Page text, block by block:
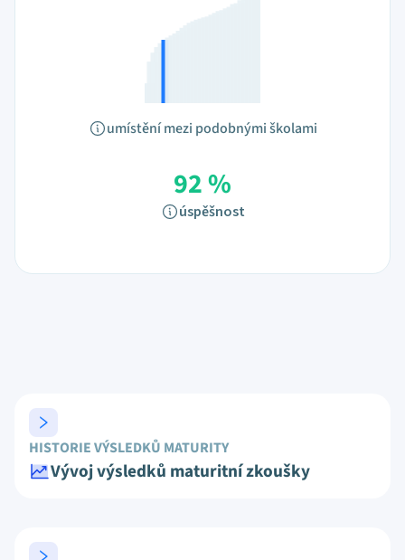
umístění mezi podobnými školami
92 %
úspěšnost
HISTORIE VÝSLEDKŮ MATURITY
Vývoj výsledků maturitní zkoušky